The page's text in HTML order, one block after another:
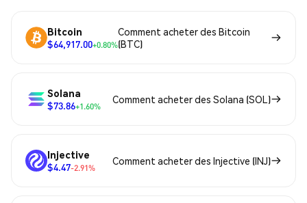
Bitcoin
$64,917.00+0.80%
Comment acheter des Bitcoin
(BTC)
Solana
$73.86+1.60%
Comment acheter des Solana (SOL)
Injective
$4.47-2.91%
Comment acheter des Injective (INJ)